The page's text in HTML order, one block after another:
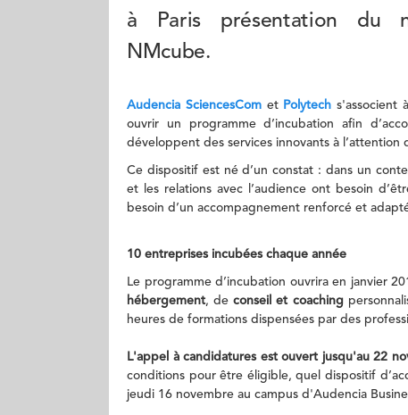
à Paris présentation du
NMcube.
Audencia SciencesCom et Polytech s'associent
ouvrir un programme d’incubation afin
développent des services innovants à l’attention
Ce dispositif est né d’un constat : dans un
et les relations avec l’audience ont besoin
besoin d’un accompagnement renforcé et
10 entreprises incubées chaque année
Le programme d’incubation ouvrira en janvier
hébergement, deconseil et coaching
heures de formations dispensées par des
L'appel à candidatures est ouvert jusqu'au 22
conditions pour être éligible, quel dispositif
jeudi 16 novembre au campus d'Audencia